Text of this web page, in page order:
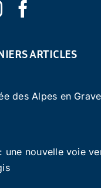
ARTICLES
des Alpes en
une nouvelle voie